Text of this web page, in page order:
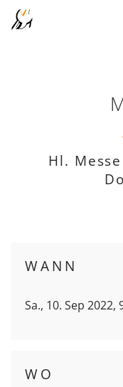
Hl.
WANN
Sa., 10. Sep 2022,
WO